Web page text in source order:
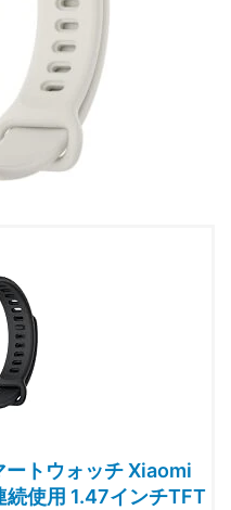
トウォッチ Xiaomi
使用 1.47インチTFT